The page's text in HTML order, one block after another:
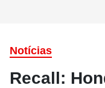
Notícias
Recall: